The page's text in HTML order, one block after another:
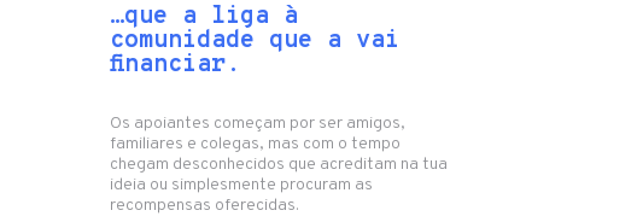
…que a liga à
comunidade que a vai
financiar.
Os apoiantes começam por ser amigos,
familiares e colegas, mas com o tempo
chegam desconhecidos que acreditam na tua
ideia ou simplesmente procuram as
recompensas oferecidas.